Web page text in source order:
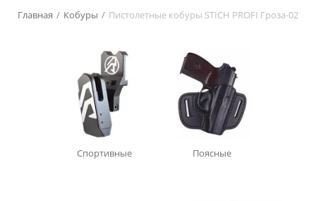
Главная / Кобуры / Пистолетные кобуры STICH PROFI Гроза-02
Спортивные Поясные